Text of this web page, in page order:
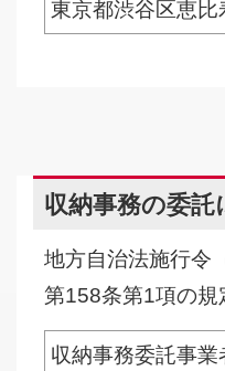
東京都渋谷区恵
収納事務の委託
地方自治法施行令
第158条第1項の規
収納事務委託事